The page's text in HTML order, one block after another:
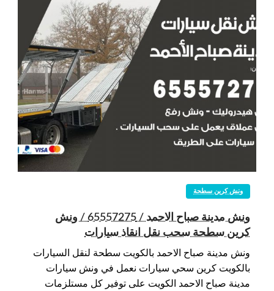
ونش كرين سطحة
ونش مدينة صباح الاحمد / 65557275 / ونش
كرين سطحة سحب نقل انقاذ سيارات
ونش مدينة صباح الاحمد بالكويت سطحة لنقل السيارات
بالكويت كرين سحي سيارات نعمل في ونش سيارات
مدينة صباح الاحمد الكويت على توفير كل مستلزمات